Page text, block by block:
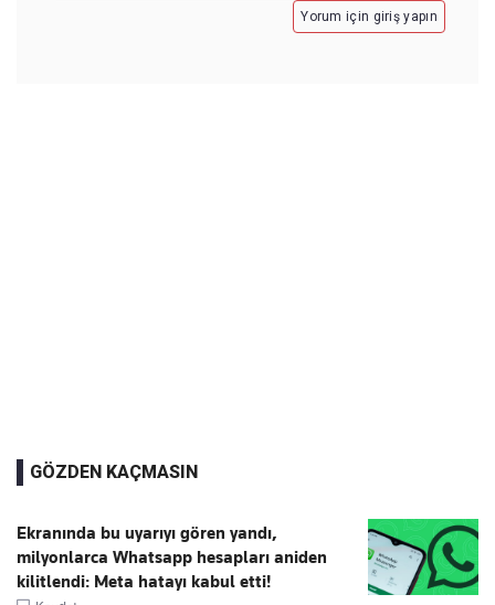
Yorum için giriş yapın
GÖZDEN KAÇMASIN
Ekranında bu uyarıyı gören yandı,
milyonlarca Whatsapp hesapları aniden
kilitlendi: Meta hatayı kabul etti!